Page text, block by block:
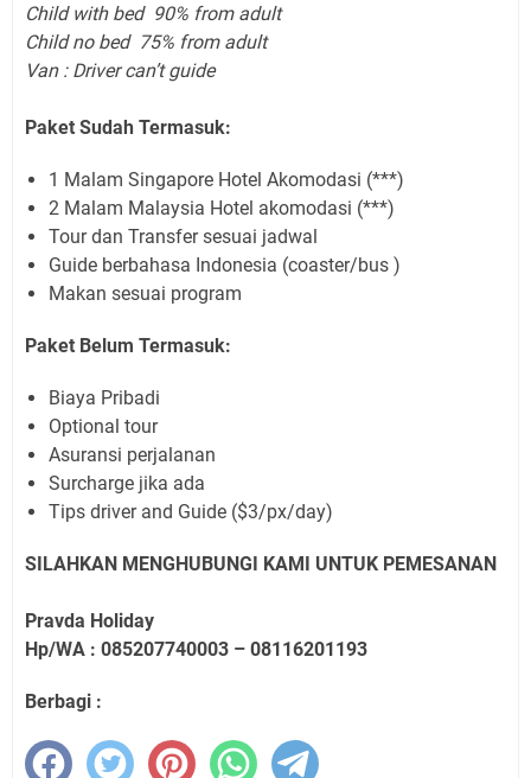
Child with bed 90% from adult
Child no bed 75% from adult
Van : Driver can’t guide
Paket Sudah Termasuk:
1 Malam Singapore Hotel Akomodasi (***)
2 Malam Malaysia Hotel akomodasi (***)
Tour dan Transfer sesuai jadwal
Guide berbahasa Indonesia (coaster/bus )
Makan sesuai program
Paket Belum Termasuk:
Biaya Pribadi
Optional tour
Asuransi perjalanan
Surcharge jika ada
Tips driver and Guide ($3/px/day)
SILAHKAN MENGHUBUNGI KAMI UNTUK PEMESANAN
Pravda Holiday
Hp/WA : 085207740003 – 08116201193
Berbagi :